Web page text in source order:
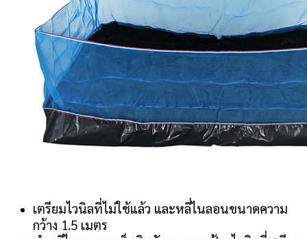
เตรียมไวนิลที่ไม่ใช้แล้ว และหลี่ไนลอนขนาดความ
กว้าง 1.5 เมตร